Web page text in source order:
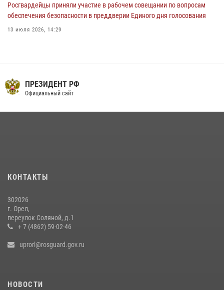
Росгвардейцы приняли участие в рабочем совещании по вопросам
обеспечения безопасности в преддверии Единого дня голосования
13 июля 2026, 14:29
30 июля 2026, 14:27
На брифинге росгвардейцы рассказали орловцам об изменениях в
законодательстве, регулирующем оборот оружия
15 июля 2026, 14:49
ПРЕЗИДЕНТ РФ
Официальный сайт
КОНТАКТЫ
302026
г. Орел,
переулок Соляной, д.1
+ 7 (4862) 59-02-46
uprorl@rosguard.gov.ru
НОВОСТИ